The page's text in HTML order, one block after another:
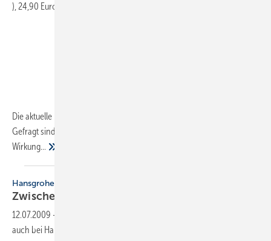
), 24,90 Euro
Die aktuelle Krise erfordert von Managern entschlossenes Handeln.
Gefragt sind spezielle und durchdachte Maßnahmen, die schnelle
Wirkung...
Hansgrohe
Zwischen Wachstum und
12.07.2009 -
auch bei Hansgrohe die Umsätze im zweiten Halbjahr ein. Unterm